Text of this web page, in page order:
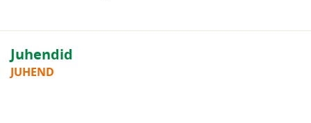
Juhendid
JUHEND